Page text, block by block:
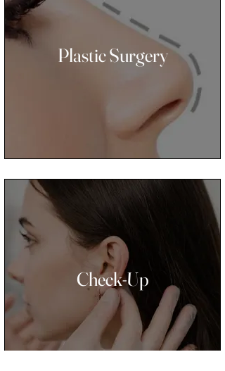
Plastic Surgery
Check-Up